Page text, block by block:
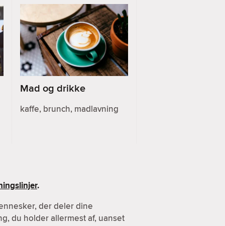
Mad og drikke
kaffe, brunch, madlavning
.
der deler dine
du holder allermest af, uanset